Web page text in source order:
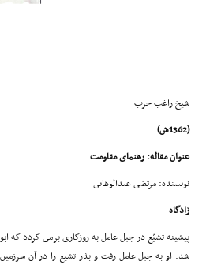
شیخ راغب حرب
(1362ش)
عنوان مقاله: رهنماى مقاومت
نویسنده: مرتضى عبدالوهابى
زادگاه
پیشینه تشیّع در جبل عامل به روزگارى برمى گردد که
شد. او به جبل عامل رفت و بذر تشیع را در آن